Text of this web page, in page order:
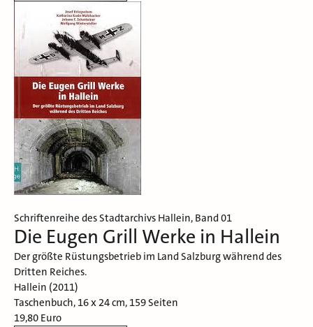
Schriftenreihe des Stadtarchivs Hallein, Band 01
Die Eugen Grill Werke in Hallein
Der größte Rüstungsbetrieb im Land Salzburg während des
Dritten Reiches.
Hallein (2011)
Taschenbuch, 16 x 24 cm, 159 Seiten
19,80 Euro